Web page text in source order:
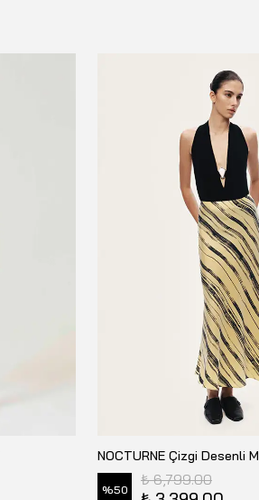
%50
₺ 6,799.00